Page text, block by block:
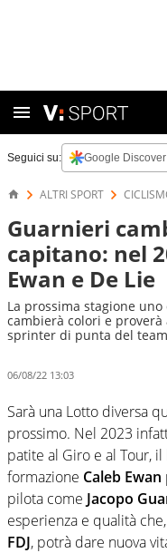
Seguici su: Google Discover
ALTRI SPORT
Guarnieri
capitano: nel
Ewan e De Lie
La prossima stagione
cambierà colori e
sprinter di punta del
06/08/22 13:03
Sarà una Lotto diversa
prossimo. Nel 2023
patite al Giro e al Tour,
formazione Caleb Ewan
pilota come Jacopo
esperienza e qualità
FDJ, potrà dare nuova